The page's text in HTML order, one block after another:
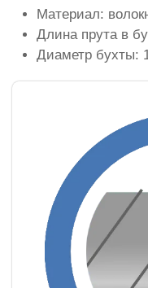
Материал:
Длина прута в
Диаметр бухты: